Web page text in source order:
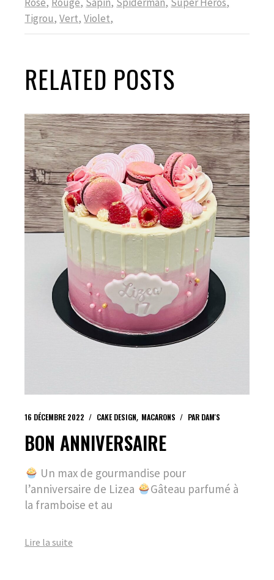
Tigrou Vert Violet
RELATED POSTS
16 DÉCEMBRE 2022 CAKE DESIGN MACARONS PAR DAM'S
BON ANNIVERSAIRE
Un max de gourmandise pour
l’anniversaire de Lizea
Gâteau parfumé à
la framboise et au
Lire la suite